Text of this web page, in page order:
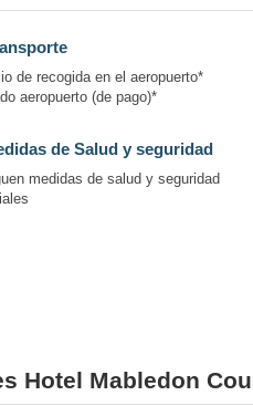
de recogida en el aeropuerto*
aeropuerto (de pago)*
de Salud y seguridad
medidas de salud y seguridad
Hotel Mabledon